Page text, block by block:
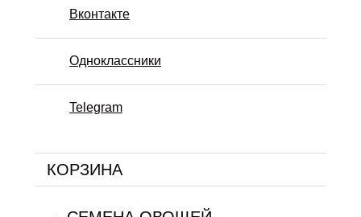
Вконтакте
Одноклассники
Telegram
КОРЗИНА